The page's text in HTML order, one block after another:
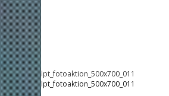
lpt_fotoaktion_500x700_011
lpt_fotoaktion_500x700_011